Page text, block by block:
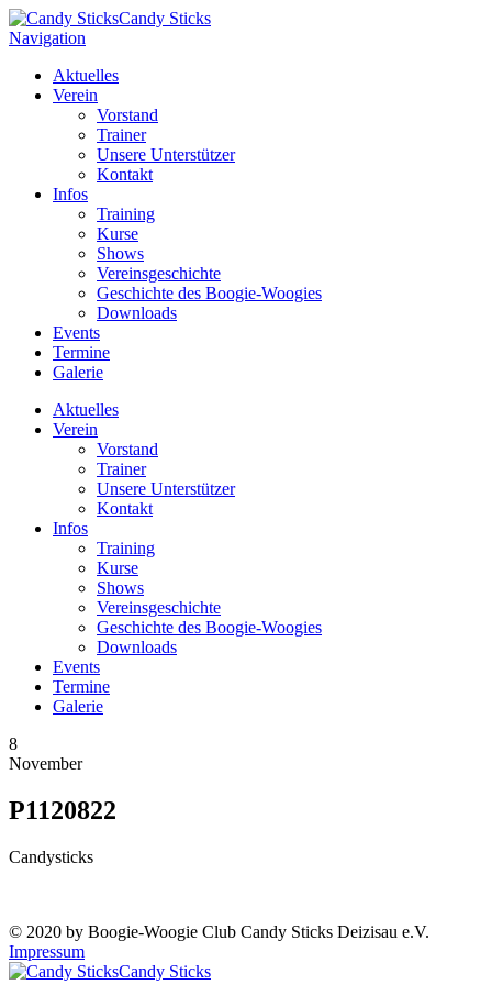
Candy Sticks
Navigation
Aktuelles
Verein
Vorstand
Trainer
Unsere Unterstützer
Kontakt
Infos
Training
Kurse
Shows
Vereinsgeschichte
Geschichte des Boogie-Woogies
Downloads
Events
Termine
Galerie
Aktuelles
Verein
Vorstand
Trainer
Unsere Unterstützer
Kontakt
Infos
Training
Kurse
Shows
Vereinsgeschichte
Geschichte des Boogie-Woogies
Downloads
Events
Termine
Galerie
8
November
P1120822
Candysticks
© 2020 by Boogie-Woogie Club Candy Sticks Deizisau e.V.
Impressum
Candy Sticks